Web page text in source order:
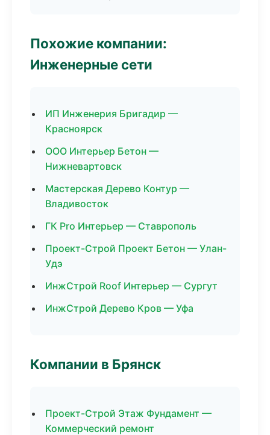
Похожие компании:
Инженерные сети
ИП Инженерия Бригадир —
Красноярск
ООО Интерьер Бетон —
Нижневартовск
Мастерская Дерево Контур —
Владивосток
ГК Pro Интерьер — Ставрополь
Проект-Строй Проект Бетон — Улан-
Удэ
ИнжСтрой Roof Интерьер — Сургут
ИнжСтрой Дерево Кров — Уфа
Компании в Брянск
Проект-Строй Этаж Фундамент —
Коммерческий ремонт